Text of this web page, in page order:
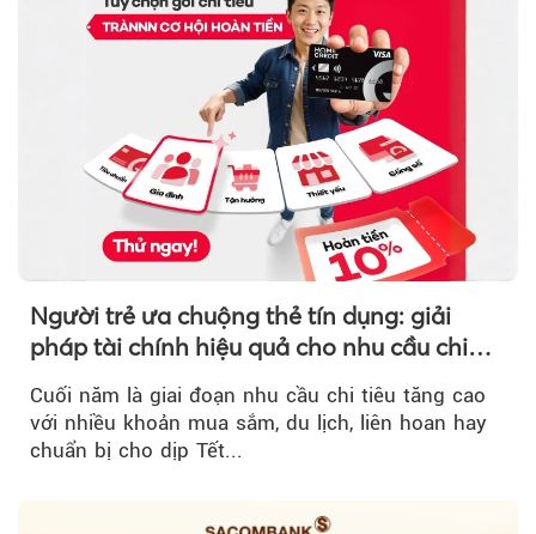
Người trẻ ưa chuộng thẻ tín dụng: giải
pháp tài chính hiệu quả cho nhu cầu chi
tiêu cuối năm
Cuối năm là giai đoạn nhu cầu chi tiêu tăng cao
với nhiều khoản mua sắm, du lịch, liên hoan hay
chuẩn bị cho dịp Tết...